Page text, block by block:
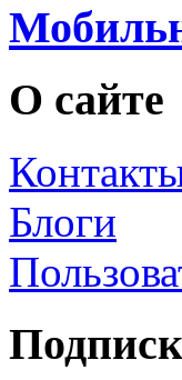
О сайте
Блоги